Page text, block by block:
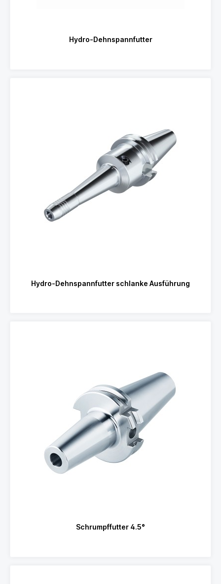
Hydro-Dehnspannfutter
Hydro-Dehnspannfutter schlanke Ausführung
Schrumpffutter 4.5°